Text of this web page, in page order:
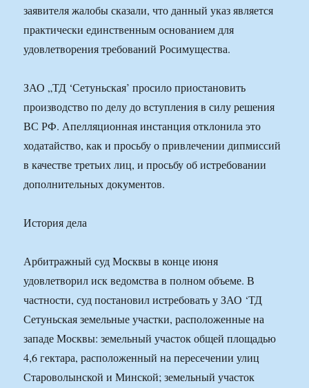
заявителя жалобы сказали, что данный указ является
практически единственным основанием для
удовлетворения требований Росимущества.
ЗАО „ТД ‘Сетуньская’ просило приостановить
производство по делу до вступления в силу решения
ВС РФ. Апелляционная инстанция отклонила это
ходатайство, как и просьбу о привлечении дипмиссий
в качестве третьих лиц, и просьбу об истребовании
дополнительных документов.
История дела
Арбитражный суд Москвы в конце июня
удовлетворил иск ведомства в полном объеме. В
частности, суд постановил истребовать у ЗАО ‘ТД
Сетуньская земельные участки, расположенные на
западе Москвы: земельный участок общей площадью
4,6 гектара, расположенный на пересечении улиц
Староволынской и Минской; земельный участок